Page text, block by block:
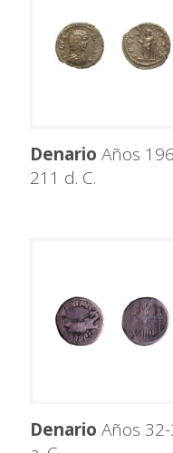
Denario Años
211 d. C.
Denario Años 32-